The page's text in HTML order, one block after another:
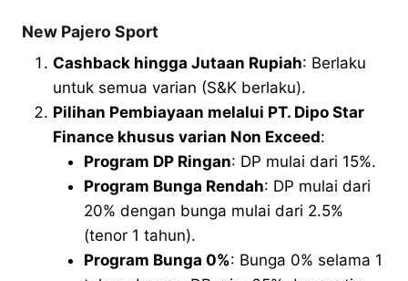
New Pajero Sport
Cashback hingga Jutaan Rupiah: Berlaku
untuk semua varian (S&K berlaku).
Pilihan Pembiayaan melalui PT. Dipo Star
Finance khusus varian Non Exceed:
Program DP Ringan: DP mulai dari 15%.
Program Bunga Rendah: DP mulai dari
20% dengan bunga mulai dari 2.5%
(tenor 1 tahun).
Program Bunga 0%: Bunga 0% selama 1